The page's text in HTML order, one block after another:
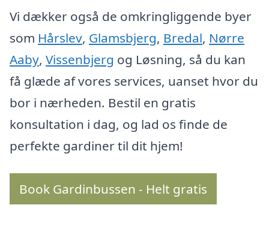
Vi dækker også de omkringliggende byer
som Hårslev, Glamsbjerg, Bredal, Nørre
Aaby, Vissenbjerg og Løsning, så du kan
få glæde af vores services, uanset hvor du
bor i nærheden. Bestil en gratis
konsultation i dag, og lad os finde de
perfekte gardiner til dit hjem!
Book Gardinbussen - Helt gratis